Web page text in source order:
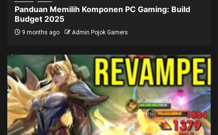
Panduan Memilih Komponen PC Gaming: Build
Budget 2025
9 months ago Admin Pojok Gamers